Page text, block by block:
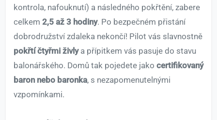
kontrola, nafouknutí) a následného pokřtění, zabere
celkem 2,5 až 3 hodiny. Po bezpečném přistání
dobrodružství zdaleka nekončí! Pilot vás slavnostně
pokřtí čtyřmi živlya přípitkem vás pasuje do stavu
balonářského. Domů tak pojedete jako certifikovaný
baron nebo baronka, s nezapomenutelnými
vzpomínkami.